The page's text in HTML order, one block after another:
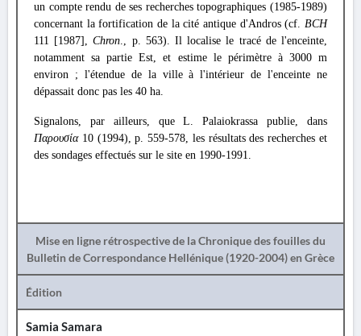
un compte rendu de ses recherches topographiques (1985-1989)
concernant la fortification de la cité antique d'Andros (cf. BCH
111 [1987],Chron., p. 563). Il localise le tracé de l'enceinte,
notamment sa partie Est, et estime le périmètre à 3000 m
environ ; l'étendue de la ville à l'intérieur de l'enceinte ne
dépassait donc pas les 40 ha.
Signalons, par ailleurs, que L. Palaiokrassa publie, dans
Παρουσία10 (1994), p. 559-578, les résultats des recherches et
des sondages effectués sur le site en 1990-1991.
Mise en ligne rétrospective de la Chronique des fouilles du
Bulletin de Correspondance Hellénique (1920-2004) en Grèce
Édition
Samia Samara